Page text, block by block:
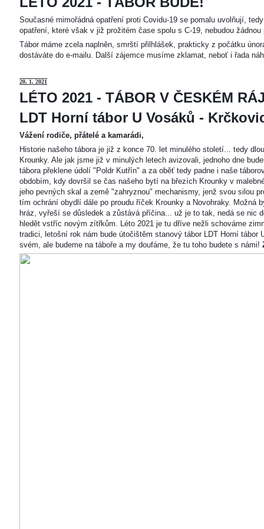
Současné mimořádná opatření proti Covidu-19 se pomalu uvolňují,
opatření, které však v již prožitém čase spolu s C-19, nebudou žádnou
Tábor máme zcela naplněn, smrští přilhlášek, prakticky z počátku
dostáváte do e-mailu. Další zájemce musíme zklamat, neboť i řada
20. 1. 2021
LÉTO 2021 - TÁBOR V ČESKÉM
LDT Horní tábor U Vosáků -
Vážení rodiče, přátelé a kamarádi,
Historie našeho tábora je již z konce 70. let minulého století... tedy
Krounky. Ale jak jsme již v minulých letech avizovali, jednoho dne
tábora překlene údolí "Poldr Kutřín" a za oběť tedy padne i naše
obdobím, kdy dovršil se čas našeho bytí na březích Krounky v
jeho pevných skal a země "zahryznou" mechanismy, jenž svou silou
tím ochrání obydlí dále po proudu říček Krounky a Novohraky. Možná
hráz, vyřeší se důsledek a zůstává příčina... už je to tak, nedá se nic
hledět vstříc novým zítřkům. Léto 2021 je tu dříve nežli schováme
tradici, letošní rok nám bude útočištěm stanový tábor LDT Horní tábor
svém, ale budeme na táboře a my doufáme, že tu toho budete s námi!